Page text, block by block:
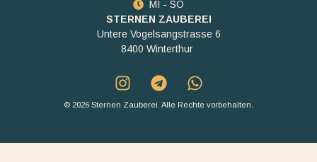
MI - SO
STERNEN ZAUBEREI
Untere Vogelsangstrasse 6
8400 Winterthur
© 2026 Sternen Zauberei. Alle Rechte vorbehalten.